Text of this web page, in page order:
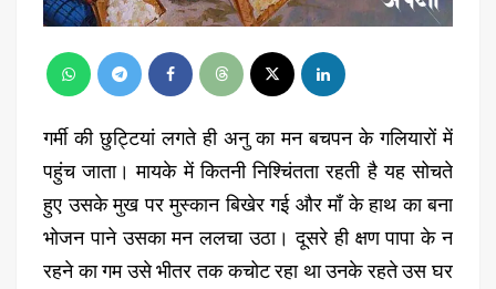
गर्मी की छुट्टियां लगते ही अनु का मन बचपन के गलियारों में
पहुंच जाता। मायके में कितनी निश्चिंतता रहती है यह सोचते
हुए उसके मुख पर मुस्कान बिखेर गई और मॉं के हाथ का बना
भोजन पाने उसका मन ललचा उठा। दूसरे ही क्षण पापा के न
रहने का गम उसे भीतर तक कचोट रहा था उनके रहते उस घर